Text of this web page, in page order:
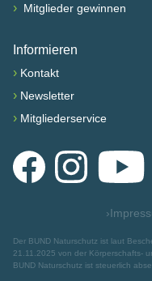
› Mitglieder gewinnen
Informieren
› Kontakt
› Newsletter
› Mitgliederservice
FacebookInstagramYouTube
›
Der BUND Naturschutz ist laut
21.11.2025 von der Körperschafts-
BUND Naturschutz ist steuerlich